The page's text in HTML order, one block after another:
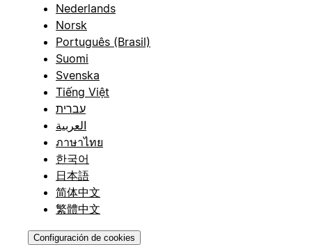
Nederlands
Norsk
Português (Brasil)
Suomi
Svenska
Tiếng Việt
עברית
العربية
ภาษาไทย
한국어
日本語
简体中文
繁體中文
Configuración de cookies